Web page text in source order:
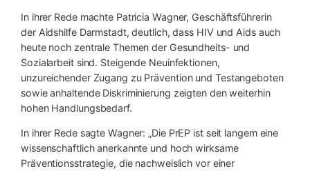
In ihrer Rede machte Patricia Wagner, Geschäftsführerin
der Aidshilfe Darmstadt, deutlich, dass HIV und Aids auch
heute noch zentrale Themen der Gesundheits- und
Sozialarbeit sind. Steigende Neuinfektionen,
unzureichender Zugang zu Prävention und Testangeboten
sowie anhaltende Diskriminierung zeigten den weiterhin
hohen Handlungsbedarf.
In ihrer Rede sagte Wagner: „Die PrEP ist seit langem eine
wissenschaftlich anerkannte und hoch wirksame
Präventionsstrategie, die nachweislich vor einer